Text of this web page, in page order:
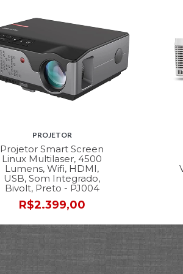
PROJETOR
Projetor Smart Screen
Linux Multilaser, 4500
Lumens, Wifi, HDMI,
USB, Som Integrado,
Bivolt, Preto - PJ004
R$2.399,00